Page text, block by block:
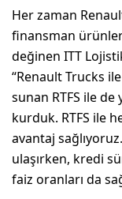
Her zaman
finansman ürünleri
değinen ITT
“Renault Trucks
sunan RTFS ile
kurduk. RTFS ile
avantaj
ulaşırken, kredi
faiz oranları da